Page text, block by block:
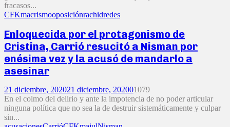
fracasos...
CFKmacrismooposiciónrachidredes
Enloquecida por el protagonismo de
Cristina, Carrió resucitó a Nisman por
enésima vez y la acusó de mandarlo a
asesinar
21 diciembre, 202021 diciembre, 202001079
En el colmo del delirio y ante la impotencia de no poder articular
ninguna política que no sea la de destruir sistemáticamente y culpar
sin...